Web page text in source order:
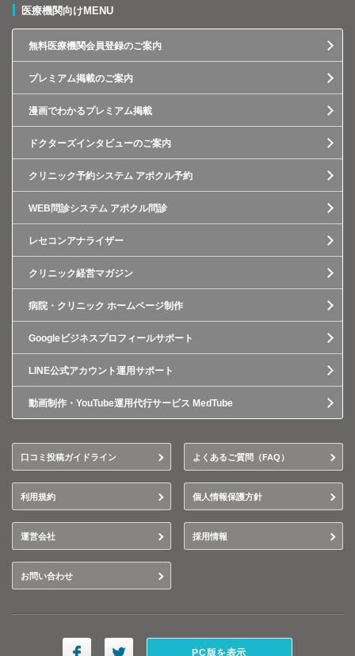
医療機関向けMENU
無料医療機関会員登録のご案内
プレミアム掲載のご案内
漫画でわかるプレミアム掲載
ドクターズインタビューのご案内
クリニック予約システム アポクル予約
WEB問診システム アポクル問診
レセコンアナライザー
クリニック経営マガジン
病院・クリニック ホームページ制作
Googleビジネスプロフィールサポート
LINE公式アカウント運用サポート
動画制作・YouTube運用代行サービス MedTube
口コミ投稿ガイドライン よくあるご質問（FAQ）
利用規約 個人情報保護方針
運営会社 採用情報
お問い合わせ
PC版を表示